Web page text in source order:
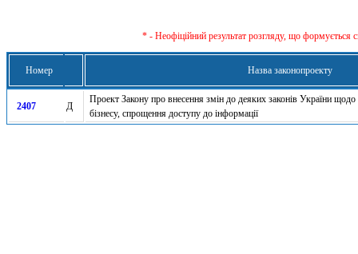
* - Неофіційний результат розгляду, що формується
Номер Назва законопроекту
2407 Д
Проект Закону про внесення змін до деяких законів України
бізнесу, спрощення доступу до інформації